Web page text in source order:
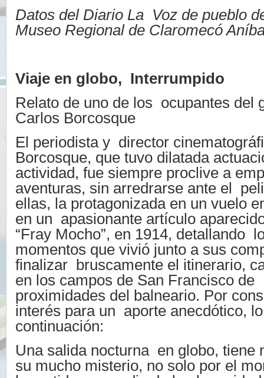
Datos del Diario La Voz de pueblo
Museo Regional de Claromecó
Viaje en globo, Interrumpido
Relato de uno de los ocupantes del
Carlos Borcosque
El periodista y director
Borcosque, que tuvo dilatada
actividad, fue siempre proclive a
aventuras, sin arredrarse ante el
ellas, la protagonizada en un vuelo
en un apasionante artículo
“Fray Mocho”, en 1914, detallando
momentos que vivió junto a sus
finalizar bruscamente el itinerario,
en los campos de San Francisco de
proximidades del balneario. Por
interés para un aporte anecdótico,
continuación:
Una salida nocturna en globo, tiene
su mucho misterio, no solo por el